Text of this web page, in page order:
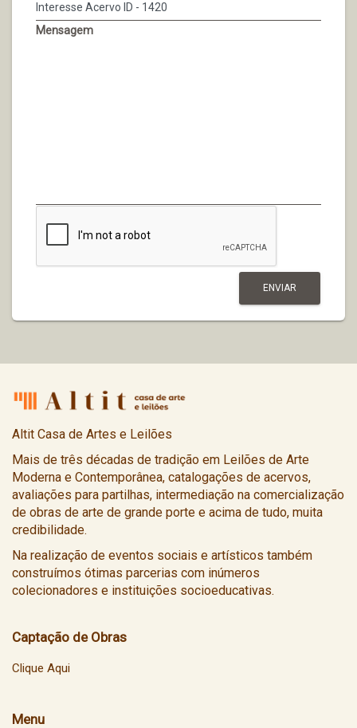
Mensagem
Altit Casa de Artes e Leilões
Mais de três décadas de tradição em Leilões de Arte
Moderna e Contemporânea, catalogações de acervos,
avaliações para partilhas, intermediação na comercialização
de obras de arte de grande porte e acima de tudo, muita
credibilidade.
Na realização de eventos sociais e artísticos também
construímos ótimas parcerias com inúmeros
colecionadores e instituições socioeducativas.
Captação de Obras
Clique Aqui
Menu